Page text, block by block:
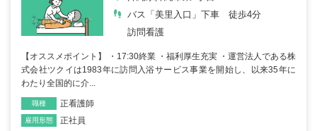
バス「美里入口」下車 徒歩4分
訪問看護
【オススメポイント】 ・17:30終業 ・福利厚生充実 ・運営法人である株
式会社ツクイは1983年に訪問入浴サービス事業を開始し、以来35年に
わたり全国的に介...
職種 正看護師
雇用形態 正社員